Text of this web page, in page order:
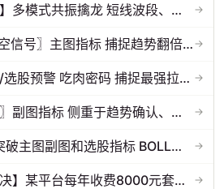
【游资操盘至尊版】多模式共振擒龙 短线波段、低位抄底、游资启动行情量... →
通达信〖DKXH多空信号〗主图指标 捕捉趋势翻倍牛股的最佳股票指标公式之... →
通达信小黄鱼副图/选股预警 吃肉密码 捕捉最强拉升段 源码 贴图 →
通达信〖量化加仓〗副图指标 侧重于趋势确认、量能配合与高低位反转信号... →
通达信BOLL通道突破主图副图和选股指标 BOLL通达突破追踪主力动向 源码... →
通达信【起爆擒龙决】某平台每年收费8000元套装 指标源码 无未来 →